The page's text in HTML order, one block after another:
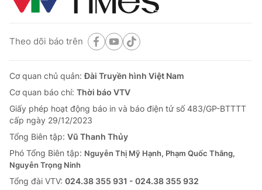
Theo dõi báo trên
Cơ quan chủ quản:Đài Truyền hình Việt Nam
Cơ quan báo chí: Thời báo VTV
Giấy phép hoạt động báo in và báo điện tử số 483/GP-BTTTT
cấp ngày 29/12/2023
Tổng Biên tập: Vũ Thanh Thủy
Phó Tổng Biên tập: Nguyễn Thị Mỹ Hạnh, Phạm Quốc Thắng,
Nguyễn Trọng Ninh
Tổng đài VTV: 024.38 355 931 - 024.38 355 932